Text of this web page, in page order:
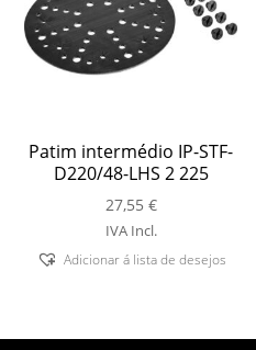
Patim intermédio IP-STF-
D220/48-LHS 2 225
27,55 €
IVA Incl.
Adicionar á lista de desejos